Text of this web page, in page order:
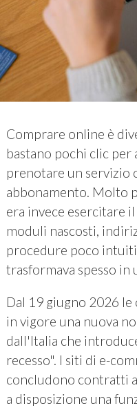
Comprare online è
bastano pochi clic
prenotare un servizio
abbonamento. Molto
era invece esercitare
moduli nascosti,
procedure poco
trasformava spesso in
Dal 19 giugno 2026
in vigore una nuova
dall'Italia che
recesso". I siti di e-
concludono contratti
a disposizione una